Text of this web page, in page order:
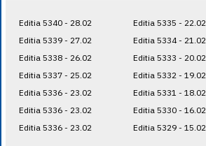
Editia 5340 - 28.02
Editia 5339 - 27.02
Editia 5338 - 26.02
Editia 5337 - 25.02
Editia 5336 - 23.02
Editia 5336 - 23.02
Editia 5336 - 23.02
Editia 5335 - 22.02
Editia 5334 - 21.02
Editia 5333 - 20.02
Editia 5332 - 19.02
Editia 5331 - 18.02
Editia 5330 - 16.02
Editia 5329 - 15.02